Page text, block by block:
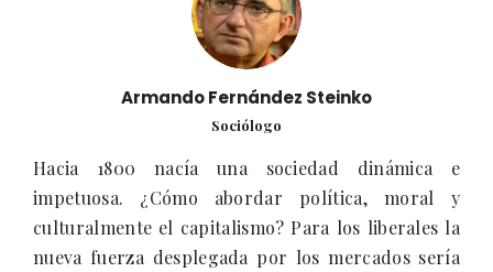
Armando Fernández Steinko
Sociólogo
Hacia 1800 nacía una sociedad dinámica e
impetuosa. ¿Cómo abordar política, moral y
culturalmente el capitalismo? Para los liberales la
nueva fuerza desplegada por los mercados sería